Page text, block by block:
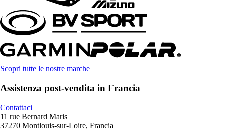
Scopri tutte le nostre marche
Assistenza post-vendita in Francia
Contattaci
11 rue Bernard Maris
37270 Montlouis-sur-Loire, Francia